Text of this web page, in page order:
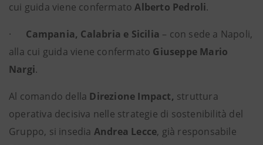
cui guida viene confermatoAlberto Pedroli.
· Campania, Calabria e Sicilia – con sede a Napoli,
alla cui guida viene confermato Giuseppe Mario
Nargi.
Al comando della Direzione Impact, struttura
operativa decisiva nelle strategie di sostenibilità del
Gruppo, si insedia Andrea Lecce, già responsabile